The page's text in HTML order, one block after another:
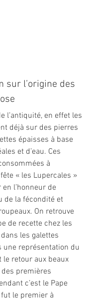
sur l’origine des
l’antiquité, en effet les
déjà sur des pierres
épaisses à base
et d’eau. Ces
à
« les Lupercales »
l’honneur de
de la fécondité et
On retrouve
de recette chez les
les galettes
une représentation du
le retour aux beaux
premières
c’est le Pape
le premier à